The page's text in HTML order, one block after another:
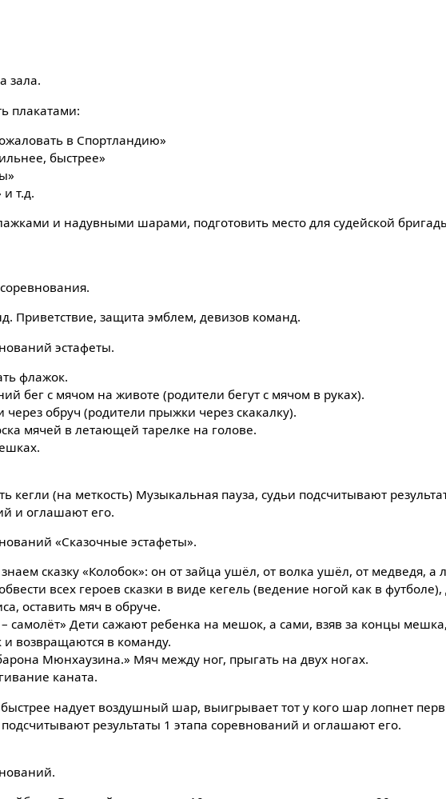
зала.
плакатами:
в Спортландию»
быстрее»
т.д.
и надувными шарами, подготовить место для судейской
Приветствие, защита эмблем, девизов команд.
эстафеты.
флажок.
бег с мячом на животе (родители бегут с мячом в руках).
обруч (родители прыжки через скакалку).
мячей в летающей тарелке на голове.
кегли (на меткость) Музыкальная пауза, судьи подсчитывают
и оглашают его.
«Сказочные эстафеты».
сказку «Колобок»: он от зайца ушёл, от волка ушёл, от медведя, а
всех героев сказки в виде кегель (ведение ногой как в
оставить мяч в обруче.
самолёт» Дети сажают ребенка на мешок, а сами, взяв за концы мешка,
возвращаются в команду.
Мюнхаузина.» Мяч между ног, прыгать на двух ногах.
каната.
быстрее надует воздушный шар, выигрывает тот у кого шар лопнет
подсчитывают результаты 1 этапа соревнований и оглашают его.